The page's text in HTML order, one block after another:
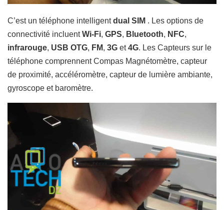
C’est un téléphone intelligentdual SIM . Les options de
connectivité incluentWi-Fi, GPS, Bluetooth, NFC,
infrarouge, USB OTG, FM, 3G et4G. Les Capteurs sur le
téléphone comprennent Compas Magnétomètre, capteur
de proximité, accéléromètre, capteur de lumière ambiante,
gyroscope et baromètre.